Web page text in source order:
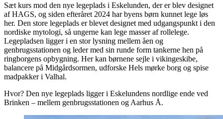
Sæt kurs mod den nye legeplads i Eskelunden, der er blev designet
af HAGS, og siden efteråret 2024 har byens børn kunnet lege løs
her. Den store legeplads er blevet designet med udgangspunkt i den
nordiske mytologi, så ungerne kan lege masser af rollelege.
Legepladsen ligger i en stor lysning mellem åen og
genbrugsstationen og leder med sin runde form tankerne hen på
ringborgens opbygning. Her kan børnene sejle i vikingeskibe,
balancere på Midgårdsormen, udforske Hels mørke borg og spise
madpakker i Valhal.
Hvor? Den nye legeplads ligger i Eskelundens nordlige ende ved
Brinken – mellem genbrugsstationen og Aarhus Å.